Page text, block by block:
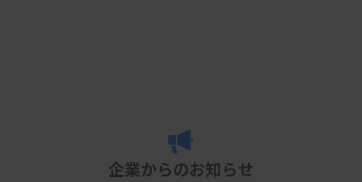
企業からのお知らせ